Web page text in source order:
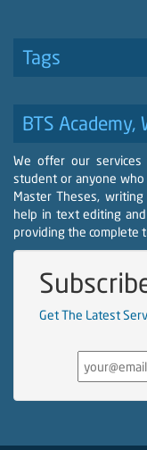
Tags
BTS Academy,
We offer our
student or anyone who
Master Theses,
help in text editing
providing the complete
Get The Latest